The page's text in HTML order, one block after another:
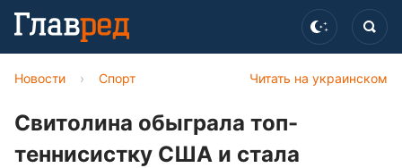
Читать на украинском
Новости › Спорт
Свитолина обыграла топ-
теннисистку США и стала